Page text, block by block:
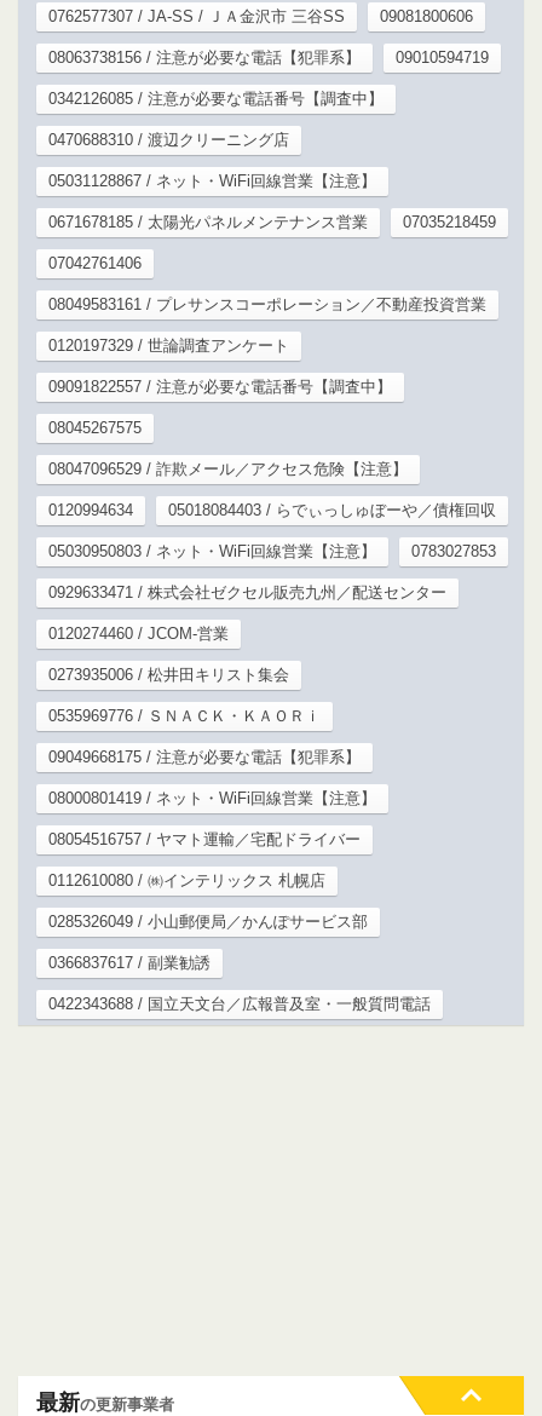
0762577307 / JA-SS / ＪＡ金沢市 三谷SS 09081800606
08063738156 / 注意が必要な電話【犯罪系】 09010594719
0342126085 / 注意が必要な電話番号【調査中】
0470688310 / 渡辺クリーニング店
05031128867 / ネット・WiFi回線営業【注意】
0671678185 / 太陽光パネルメンテナンス営業 07035218459
07042761406
08049583161 / プレサンスコーポレーション／不動産投資営業
0120197329 / 世論調査アンケート
09091822557 / 注意が必要な電話番号【調査中】
08045267575
08047096529 / 詐欺メール／アクセス危険【注意】
0120994634 05018084403 / らでぃっしゅぼーや／債権回収
05030950803 / ネット・WiFi回線営業【注意】 0783027853
0929633471 / 株式会社ゼクセル販売九州／配送センター
0120274460 / JCOM-営業
0273935006 / 松井田キリスト集会
0535969776 / ＳＮＡＣＫ・ＫＡＯＲｉ
09049668175 / 注意が必要な電話【犯罪系】
08000801419 / ネット・WiFi回線営業【注意】
08054516757 / ヤマト運輸／宅配ドライバー
0112610080 / ㈱インテリックス 札幌店
0285326049 / 小山郵便局／かんぽサービス部
0366837617 / 副業勧誘
0422343688 / 国立天文台／広報普及室・一般質問電話
最新の更新事業者